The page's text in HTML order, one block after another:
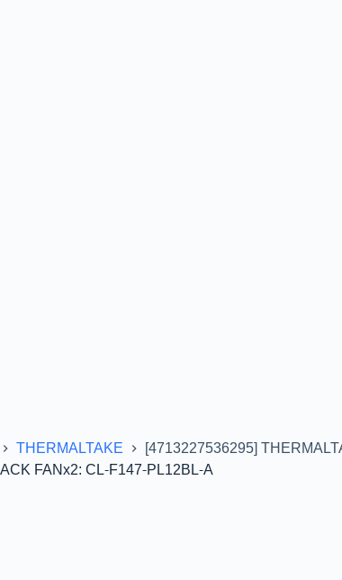
THERMALTAKE
[4713227536295]
FANx2: CL-F147-PL12BL-A